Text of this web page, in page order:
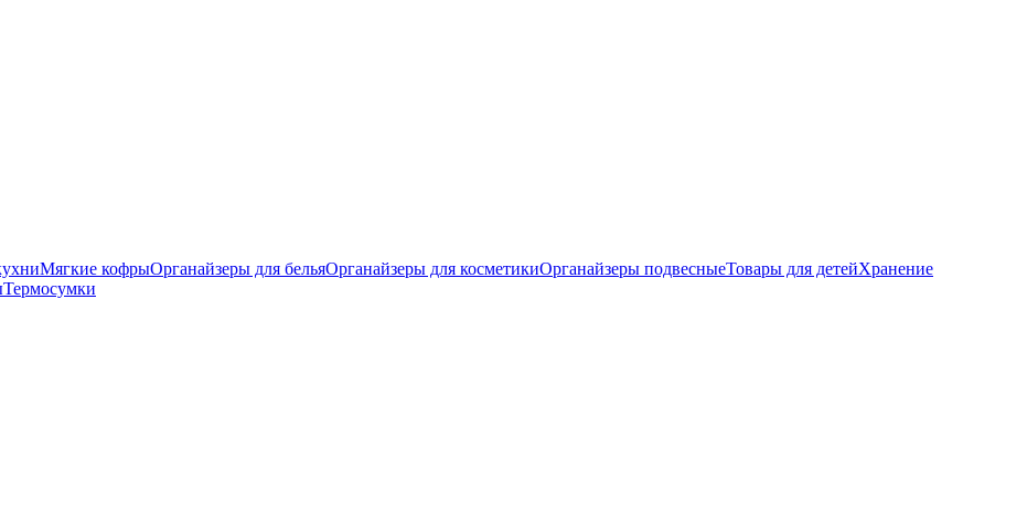
Мягкие кофрыОрганайзеры для бельяОрганайзеры для косметикиОрганайзеры подвесныеТовары для детейХранение
Термосумки